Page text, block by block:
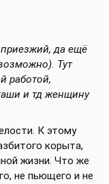
да ещё
Тут
работой,
и тд женщину
К этому
корыта,
жизни. Что же
не пьющего и не